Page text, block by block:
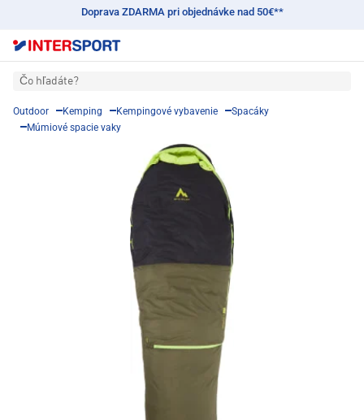
Doprava ZDARMA pri objednávke nad 50€**
Čo hľadáte?
Outdoor Kemping Kempingové vybavenie
Spacáky
Múmiové spacie vaky